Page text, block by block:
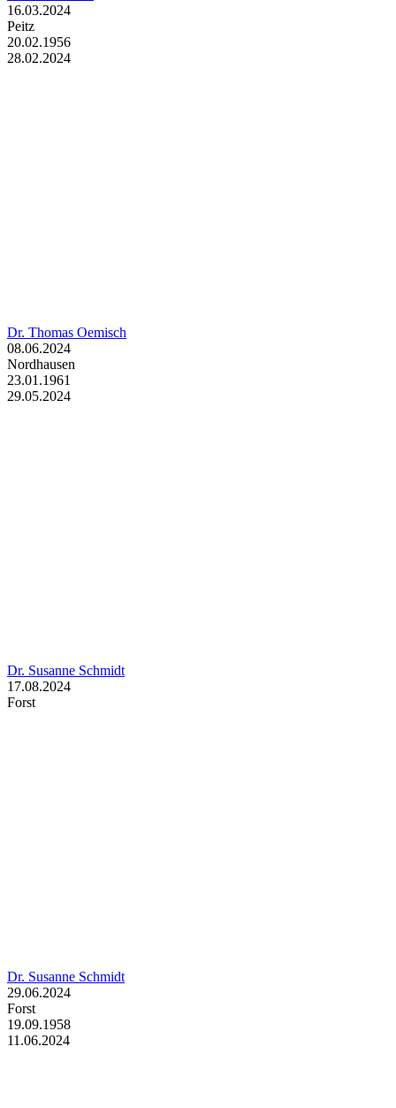
16.03.2024
Peitz
20.02.1956
28.02.2024
Dr. Thomas Oemisch
08.06.2024
Nordhausen
23.01.1961
29.05.2024
Dr. Susanne Schmidt
17.08.2024
Forst
Dr. Susanne Schmidt
29.06.2024
Forst
19.09.1958
11.06.2024